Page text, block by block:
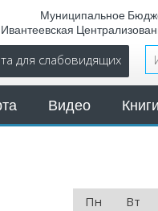
Муниципальное
для слабовидящих
Видео Книги
Пн
Вт